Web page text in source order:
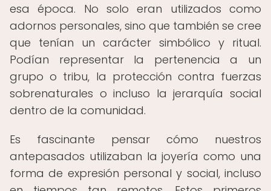
esa época. No solo eran utilizados como
adornos personales, sino que también se cree
que tenían un carácter simbólico y ritual.
Podían representar la pertenencia a un
grupo o tribu, la protección contra fuerzas
sobrenaturales o incluso la jerarquía social
dentro de la comunidad.
Es fascinante pensar cómo nuestros
antepasados ​​utilizaban la joyería como una
forma de expresión personal y social, incluso